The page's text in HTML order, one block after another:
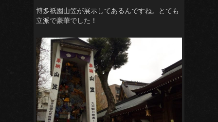
博多祇園山笠が展示してあるんですね。とても
立派で豪華でした！